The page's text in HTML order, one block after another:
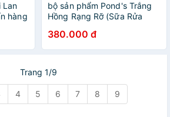
Lan
hàng
bộ sản phẩm Pond's Trắng
Hồng Rạng Rỡ (Sữa Rửa
Đêm, Nước Hoa Hồng)
380.000 đ
Trang 1/9
4 5 6 7 8 9